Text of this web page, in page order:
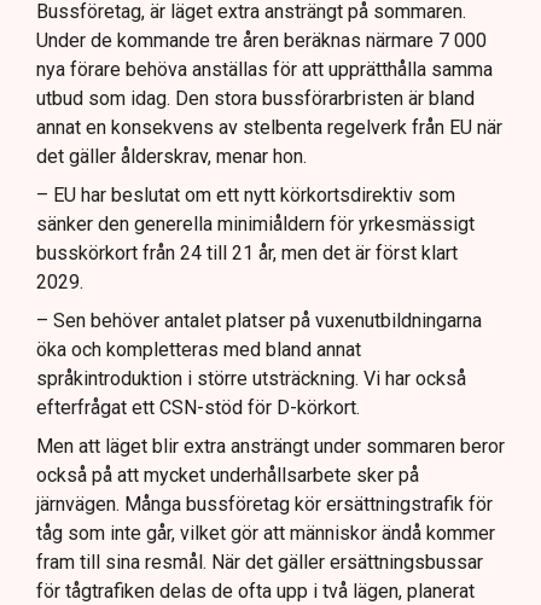
Bussföretag, är läget extra ansträngt på sommaren.
Under de kommande tre åren beräknas närmare 7 000
nya förare behöva anställas för att upprätthålla samma
utbud som idag. Den stora bussförarbristen är bland
annat en konsekvens av stelbenta regelverk från EU när
det gäller ålderskrav, menar hon.
– EU har beslutat om ett nytt körkortsdirektiv som
sänker den generella minimiåldern för yrkesmässigt
busskörkort från 24 till 21 år, men det är först klart
2029.
– Sen behöver antalet platser på vuxenutbildningarna
öka och kompletteras med bland annat
språkintroduktion i större utsträckning. Vi har också
efterfrågat ett CSN-stöd för D-körkort.
Men att läget blir extra ansträngt under sommaren beror
också på att mycket underhållsarbete sker på
järnvägen. Många bussföretag kör ersättningstrafik för
tåg som inte går, vilket gör att människor ändå kommer
fram till sina resmål. När det gäller ersättningsbussar
för tågtrafiken delas de ofta upp i två lägen, planerat